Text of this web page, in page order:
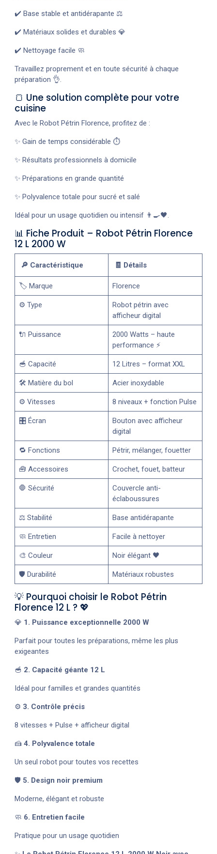
✔️ Base stable et antidérapante ⚖️
✔️ Matériaux solides et durables 💎
✔️ Nettoyage facile 🧼
Travaillez proprement et en toute sécurité à chaque
préparation 👌.
🍞 Une solution complète pour votre
cuisine
Avec le Robot Pétrin Florence, profitez de :
✨ Gain de temps considérable ⏱️
✨ Résultats professionnels à domicile
✨ Préparations en grande quantité
✨ Polyvalence totale pour sucré et salé
Idéal pour un usage quotidien ou intensif 👨‍🍳🖤.
📊 Fiche Produit – Robot Pétrin Florence
12 L 2000 W
🔎 Caractéristique 🧾 Détails
🏷️ Marque Florence
⚙️ Type
Robot pétrin avec
afficheur digital
🔌 Puissance
2000 Watts – haute
performance ⚡
🥣 Capacité 12 Litres – format XXL
🛠️ Matière du bol Acier inoxydable
⚙️ Vitesses 8 niveaux + fonction Pulse
🎛️ Écran
Bouton avec afficheur
digital
🔁 Fonctions Pétrir, mélanger, fouetter
🧰 Accessoires Crochet, fouet, batteur
🛑 Sécurité
Couvercle anti-
éclaboussures
⚖️ Stabilité Base antidérapante
🧼 Entretien Facile à nettoyer
🎨 Couleur Noir élégant 🖤
🛡️ Durabilité Matériaux robustes
💡 Pourquoi choisir le Robot Pétrin
Florence 12 L ? 💖
💎 1. Puissance exceptionnelle 2000 W
Parfait pour toutes les préparations, même les plus
exigeantes
🥣 2. Capacité géante 12 L
Idéal pour familles et grandes quantités
⚙️ 3. Contrôle précis
8 vitesses + Pulse + afficheur digital
🍰 4. Polyvalence totale
Un seul robot pour toutes vos recettes
🛡️ 5. Design noir premium
Moderne, élégant et robuste
🧼 6. Entretien facile
Pratique pour un usage quotidien